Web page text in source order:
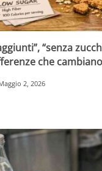
“senza
che
2, 2026